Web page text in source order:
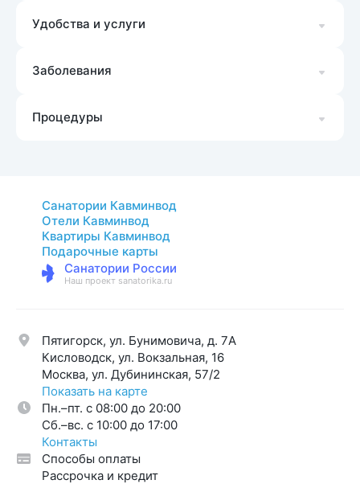
Удобства и услуги
Заболевания
Процедуры
Санатории Кавминвод
Отели Кавминвод
Квартиры Кавминвод
Подарочные карты
Санатории России
Наш проект sanatorika.ru
Пятигорск, ул. Бунимовича, д. 7A
Кисловодск, ул. Вокзальная, 16
Москва, ул. Дубининская, 57/2
Показать на карте
Пн.–пт. с 08:00 до 20:00
Cб.–вс. с 10:00 до 17:00
Контакты
Способы оплаты
Рассрочка и кредит